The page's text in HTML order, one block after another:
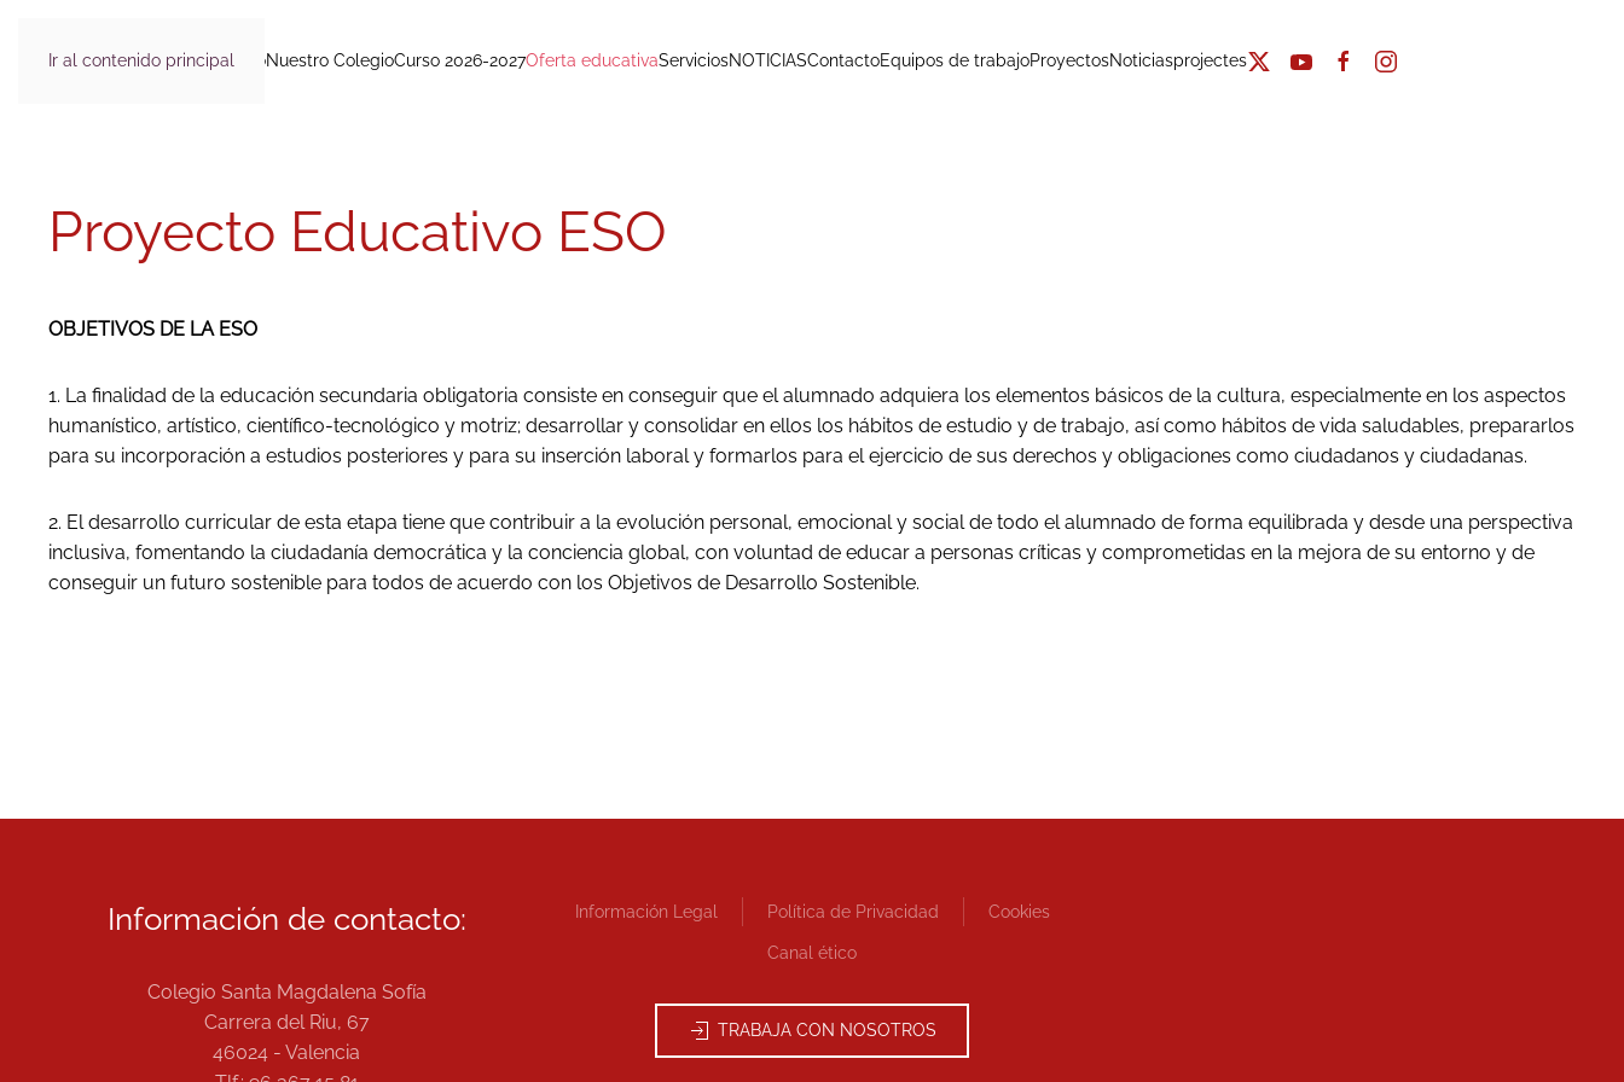
Ir al contenido principalInicioNuestro ColegioCurso 2026-2027Oferta educativaServiciosNOTICIASContactoEquipos de trabajoProyectosNoticiasprojectes
Proyecto Educativo ESO
OBJETIVOS DE LA ESO
1. La finalidad de la educación secundaria obligatoria consiste en conseguir que el alumnado adquiera los elementos básicos de la cultura, especialmente en los aspectos
humanístico, artístico, científico-tecnológico y motriz; desarrollar y consolidar en ellos los hábitos de estudio y de trabajo, así como hábitos de vida saludables, prepararlos
para su incorporación a estudios posteriores y para su inserción laboral y formarlos para el ejercicio de sus derechos y obligaciones como ciudadanos y ciudadanas.
2. El desarrollo curricular de esta etapa tiene que contribuir a la evolución personal, emocional y social de todo el alumnado de forma equilibrada y desde una perspectiva
inclusiva, fomentando la ciudadanía democrática y la conciencia global, con voluntad de educar a personas críticas y comprometidas en la mejora de su entorno y de
conseguir un futuro sostenible para todos de acuerdo con los Objetivos de Desarrollo Sostenible.
Información de contacto:
Colegio Santa Magdalena Sofía
Carrera del Riu, 67
46024 - Valencia
Información Legal Política de Privacidad Cookies
Canal ético
TRABAJA CON NOSOTROS